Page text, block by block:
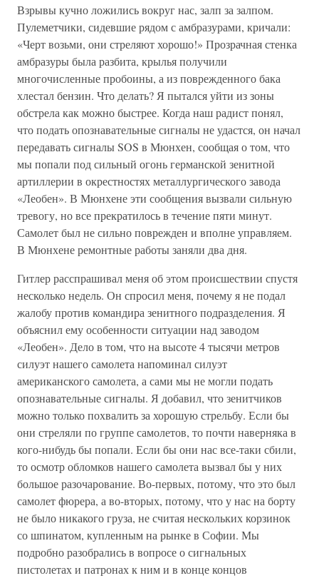
Взрывы кучно ложились вокруг нас, залп за залпом.
Пулеметчики, сидевшие рядом с амбразурами, кричали:
«Черт возьми, они стреляют хорошо!» Прозрачная стенка
амбразуры была разбита, крылья получили
многочисленные пробоины, а из поврежденного бака
хлестал бензин. Что делать? Я пытался уйти из зоны
обстрела как можно быстрее. Когда наш радист понял,
что подать опознавательные сигналы не удастся, он начал
передавать сигналы SOS в Мюнхен, сообщая о том, что
мы попали под сильный огонь германской зенитной
артиллерии в окрестностях металлургического завода
«Леобен». В Мюнхене эти сообщения вызвали сильную
тревогу, но все прекратилось в течение пяти минут.
Самолет был не сильно поврежден и вполне управляем.
В Мюнхене ремонтные работы заняли два дня.
Гитлер расспрашивал меня об этом происшествии спустя
несколько недель. Он спросил меня, почему я не подал
жалобу против командира зенитного подразделения. Я
объяснил ему особенности ситуации над заводом
«Леобен». Дело в том, что на высоте 4 тысячи метров
силуэт нашего самолета напоминал силуэт
американского самолета, а сами мы не могли подать
опознавательные сигналы. Я добавил, что зенитчиков
можно только похвалить за хорошую стрельбу. Если бы
они стреляли по группе самолетов, то почти наверняка в
кого-нибудь бы попали. Если бы они нас все-таки сбили,
то осмотр обломков нашего самолета вызвал бы у них
большое разочарование. Во-первых, потому, что это был
самолет фюрера, а во-вторых, потому, что у нас на борту
не было никакого груза, не считая нескольких корзинок
со шпинатом, купленным на рынке в Софии. Мы
подробно разобрались в вопросе о сигнальных
пистолетах и патронах к ним и в конце концов